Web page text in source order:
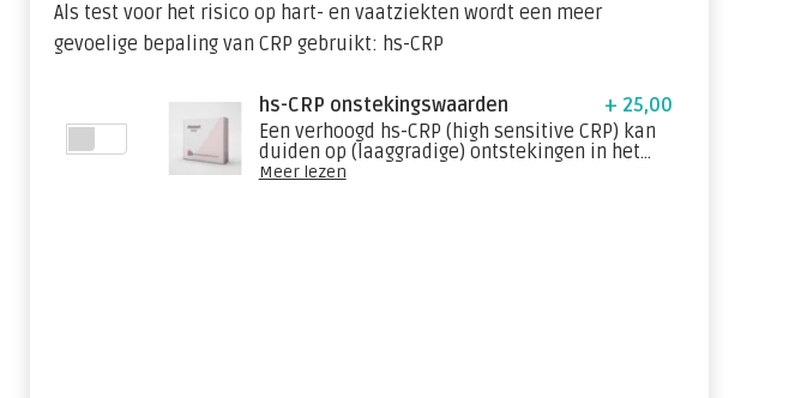
Als test voor het risico op hart- en vaatziekten wordt een meer
gevoelige bepaling van CRP gebruikt: hs-CRP
hs-CRP onstekingswaarden
+ 25,00
Een verhoogd hs-CRP (high sensitive CRP) kan
duiden op (laaggradige) ontstekingen in het
lichaam en wordt vaak gebruikt als een
Meer lezen